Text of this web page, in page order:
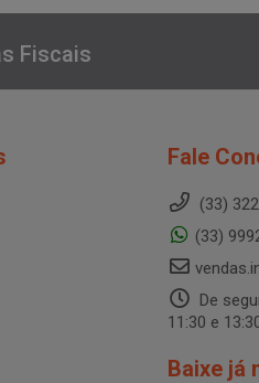
Fiscais
Fale
(33)
(33)
De
11:30 e
Baixe já